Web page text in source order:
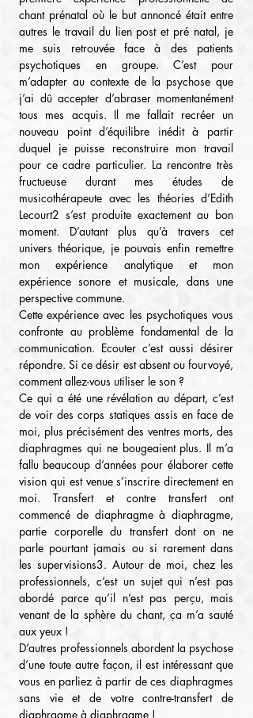
chant prénatal où le but annoncé était entre
autres le travail du lien post et pré natal, je
me suis retrouvée face à des patients
psychotiques en groupe. C’est pour
m’adapter au contexte de la psychose que
j’ai dû accepter d’abraser momentanément
tous mes acquis. Il me fallait recréer un
nouveau point d’équilibre inédit à partir
duquel je puisse reconstruire mon travail
pour ce cadre particulier. La rencontre très
fructueuse durant mes études de
musicothérapeute avec les théories d’Edith
Lecourt2 s’est produite exactement au bon
moment. D’autant plus qu’à travers cet
univers théorique, je pouvais enfin remettre
mon expérience analytique et mon
expérience sonore et musicale, dans une
perspective commune.
Cette expérience avec les psychotiques vous
confronte au problème fondamental de la
communication. Ecouter c’est aussi désirer
répondre. Si ce désir est absent ou fourvoyé,
comment allez-vous utiliser le son ?
Ce qui a été une révélation au départ, c’est
de voir des corps statiques assis en face de
moi, plus précisément des ventres morts, des
diaphragmes qui ne bougeaient plus. Il m’a
fallu beaucoup d’années pour élaborer cette
vision qui est venue s’inscrire directement en
moi. Transfert et contre transfert ont
commencé de diaphragme à diaphragme,
partie corporelle du transfert dont on ne
parle pourtant jamais ou si rarement dans
les supervisions3. Autour de moi, chez les
professionnels, c’est un sujet qui n’est pas
abordé parce qu’il n’est pas perçu, mais
venant de la sphère du chant, ça m’a sauté
aux yeux !
D’autres professionnels abordent la psychose
d’une toute autre façon, il est intéressant que
vous en parliez à partir de ces diaphragmes
sans vie et de votre contre-transfert de
diaphragme à diaphragme !